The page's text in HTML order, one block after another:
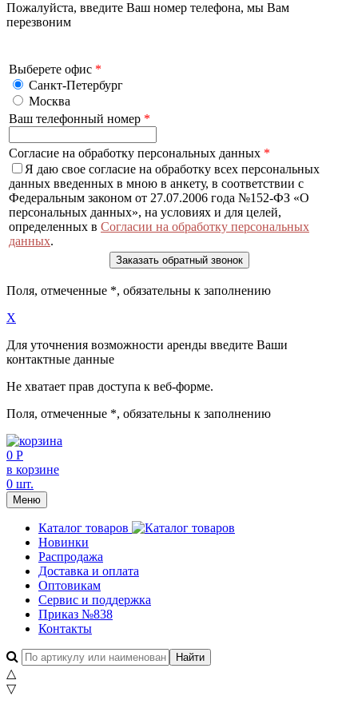
Пожалуйста, введите Ваш номер телефона, мы Вам
перезвоним
Выберете офис *
Санкт-Петербург
Москва
Ваш телефонный номер *
Согласие на обработку персональных данных *
Я даю свое согласие на обработку всех персональных
данных введенных в мною в анкету, в соответствии с
Федеральным законом от 27.07.2006 года №152-ФЗ «О
персональных данных», на условиях и для целей,
определенных в Согласии на обработку персональных
данных.
Поля, отмеченные *, обязательны к заполнению
X
Для уточнения возможности аренды введите Ваши
контактные данные
Не хватает прав доступа к веб-форме.
Поля, отмеченные *, обязательны к заполнению
0 Р
в корзине
0 шт.
Меню
Каталог товаров
Новинки
Распродажа
Доставка и оплата
Оптовикам
Сервис и поддержка
Приказ №838
Контакты
△
▽